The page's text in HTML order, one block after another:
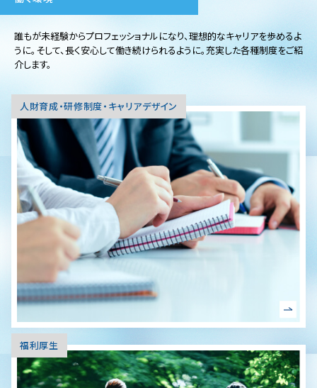
人財育成・研修制度・キャリアデザイン
誰もが未経験からプロフェッショナルになり、理想的なキャリアを歩めるよ
うに。そして、長く安心して働き続けられるように。充実した各種制度をご紹
介します。
福利厚生